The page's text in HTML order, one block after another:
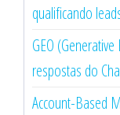
qualificando
GEO
respostas do
Account-Based